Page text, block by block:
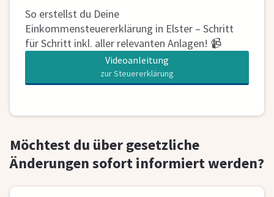
So erstellst du Deine
Einkommensteuererklärung in Elster – Schritt
für Schritt inkl. aller relevanten Anlagen! 📹
Videoanleitung
zur Steuererklärung
Möchtest du über gesetzliche
Änderungen sofort informiert werden?